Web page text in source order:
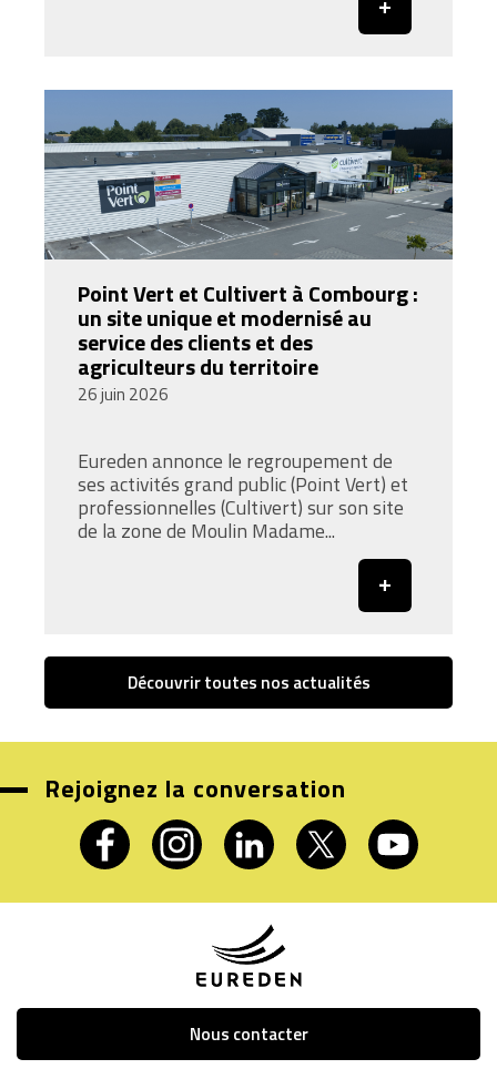
Point Vert et Cultivert à Combourg :
un site unique et modernisé au
service des clients et des
agriculteurs du territoire
26 juin 2026
Eureden annonce le regroupement de
ses activités grand public (Point Vert) et
professionnelles (Cultivert) sur son site
de la zone de Moulin Madame...
Découvrir toutes nos actualités
Rejoignez la conversation
Nous contacter